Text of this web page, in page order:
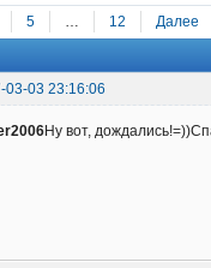
5 … 12 Далее
03-03 23:16:06
Ну вот,